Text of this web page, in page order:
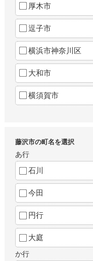
厚木市
逗子市
横浜市神奈川区
大和市
横須賀市
藤沢市の町名を選択
あ行
石川
今田
円行
大庭
か行